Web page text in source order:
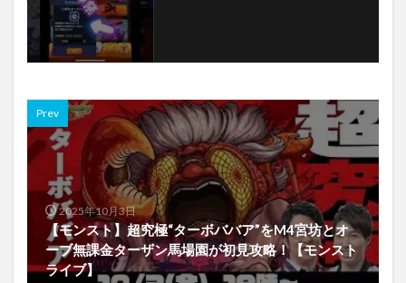
Prev
2025年10月3日
【モンスト】超究極“ターボババア”をM4宮坊とオ
ーブ無課金ターザン馬場園が初見攻略！【モンスト
ライブ】